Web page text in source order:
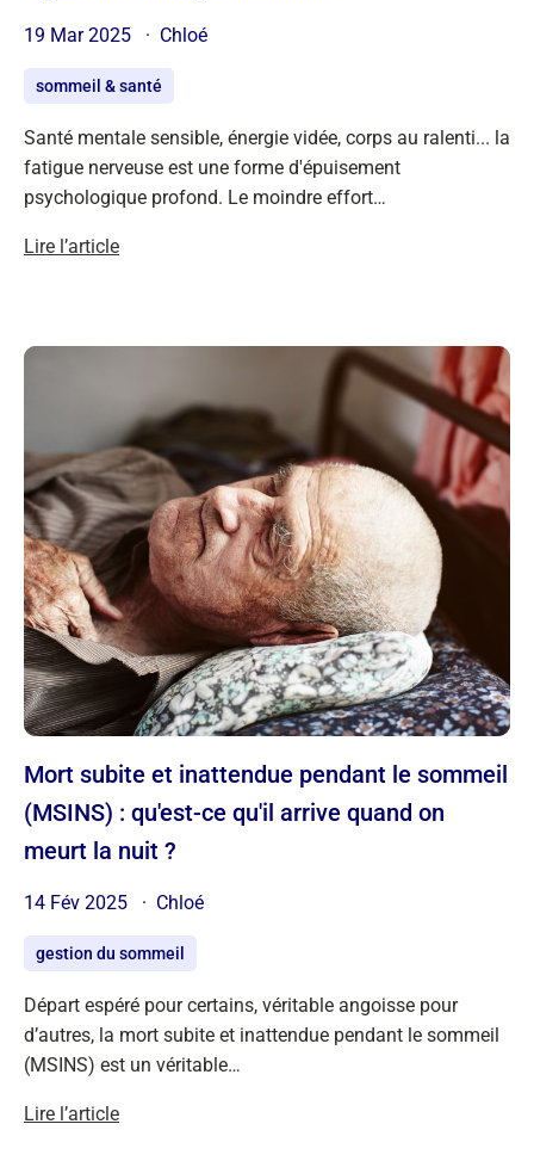
19 Mar 2025 Chloé
sommeil & santé
Santé mentale sensible, énergie vidée, corps au ralenti... la
fatigue nerveuse est une forme d'épuisement
psychologique profond. Le moindre effort…
Lire l’article
Mort subite et inattendue pendant le sommeil
(MSINS) : qu'est-ce qu'il arrive quand on
meurt la nuit ?
14 Fév 2025 Chloé
gestion du sommeil
Départ espéré pour certains, véritable angoisse pour
d’autres, la mort subite et inattendue pendant le sommeil
(MSINS) est un véritable…
Lire l’article